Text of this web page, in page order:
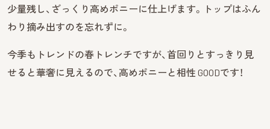
少量残し、ざっくり高めポニーに仕上げます。トップはふん
わり摘み出すのを忘れずに。
今季もトレンドの春トレンチですが、首回りとすっきり見
せると華奢に見えるので、高めポニーと相性 GOODです！